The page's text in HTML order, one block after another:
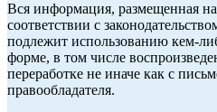
Вся информация, размещенная
соответствии с
подлежит использованию кем-
форме, в том числе
переработке не иначе как с
правообладателя.